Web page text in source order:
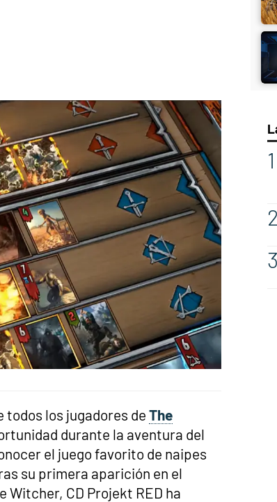
todos los jugadores de The
durante la aventura del
el juego favorito de naipes
su primera aparición en el
Witcher, CD Projekt RED ha